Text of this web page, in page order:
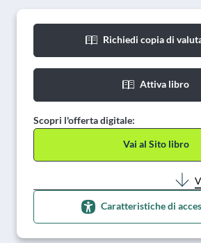
Richiedi copia di
Attiva libro
Scopri l'offerta digitale:
Vai al Sito libro
Caratteristiche di